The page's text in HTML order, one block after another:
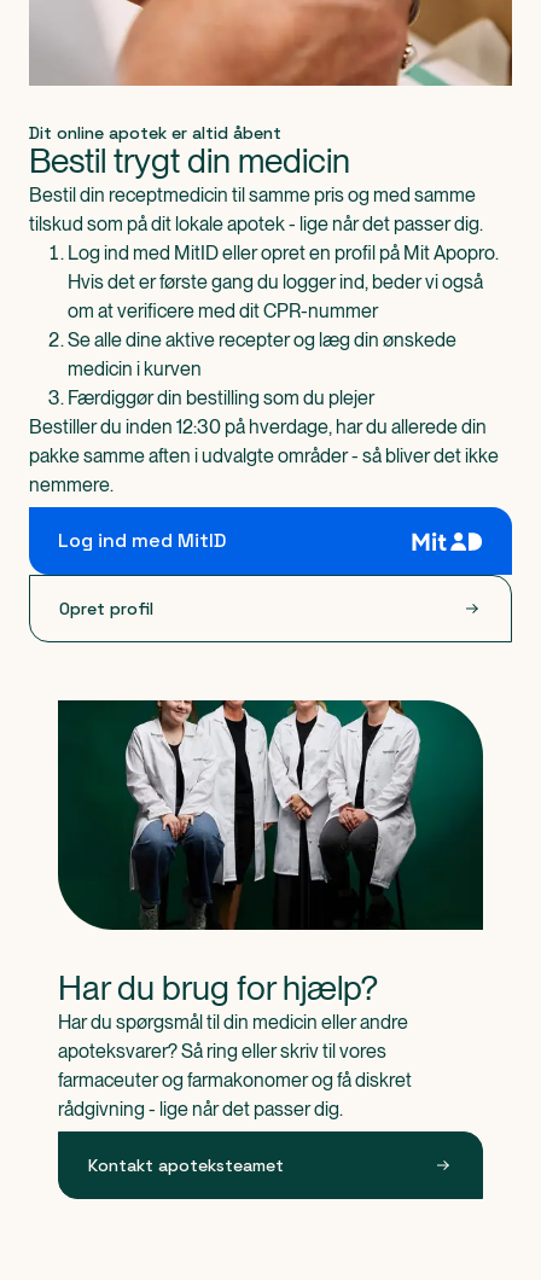
Dit online apotek er altid åbent
Bestil trygt din medicin
Bestil din receptmedicin til samme pris og med samme
tilskud som på dit lokale apotek - lige når det passer dig.
Log ind med MitID eller opret en profil på Mit Apopro.
Hvis det er første gang du logger ind, beder vi også
om at verificere med dit CPR-nummer
Se alle dine aktive recepter og læg din ønskede
medicin i kurven
Færdiggør din bestilling som du plejer
Bestiller du inden 12:30 på hverdage, har du allerede din
pakke samme aften i udvalgte områder - så bliver det ikke
nemmere.
Log ind med MitID
Opret profil
Har du brug for hjælp?
Har du spørgsmål til din medicin eller andre
apoteksvarer? Så ring eller skriv til vores
farmaceuter og farmakonomer og få diskret
rådgivning - lige når det passer dig.
Kontakt apoteksteamet